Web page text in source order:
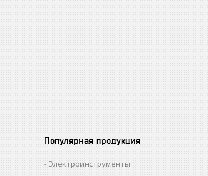
Популярная продукция
Электроинструменты